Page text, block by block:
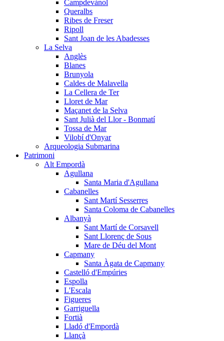
Campdevànol
Queralbs
Ribes de Freser
Ripoll
Sant Joan de les Abadesses
La Selva
Anglès
Blanes
Brunyola
Caldes de Malavella
La Cellera de Ter
Lloret de Mar
Maçanet de la Selva
Sant Julià del Llor - Bonmatí
Tossa de Mar
Vilobí d'Onyar
Arqueologia Submarina
Patrimoni
Alt Empordà
Agullana
Santa Maria d'Agullana
Cabanelles
Sant Martí Sesserres
Santa Coloma de Cabanelles
Albanyà
Sant Martí de Corsavell
Sant Llorenç de Sous
Mare de Déu del Mont
Capmany
Santa Àgata de Capmany
Castelló d'Empúries
Espolla
L'Escala
Figueres
Garriguella
Fortià
Lladó d'Empordà
Llançà